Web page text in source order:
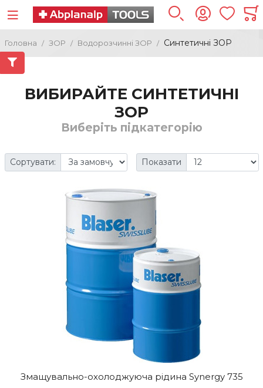
Головна ЗОР Водорозчинні ЗОР Синтетичні ЗОР
ВИБИРАЙТЕ СИНТЕТИЧНІ
ЗОР
Виберіть підкатегорію
Сортувати: Показати
Змащувально-охолоджуюча рідина Synergy 735